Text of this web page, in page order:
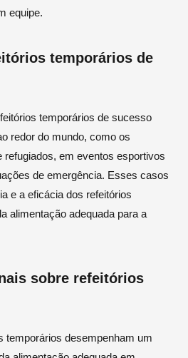
equipe.
temporários de
temporários de sucesso
redor do mundo, como os
em eventos esportivos
de emergência. Esses casos
e a eficácia dos refeitórios
alimentação adequada para a
sobre refeitórios
temporários desempenham um